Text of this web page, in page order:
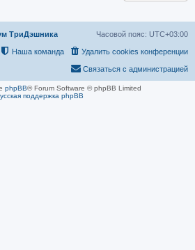
ТриДэшника Часовой пояс: UTC+03:00
Удалить cookies конференции
Наша команда
Связаться с администрацией
phpBB® Forum Software © phpBB Limited
поддержка phpBB